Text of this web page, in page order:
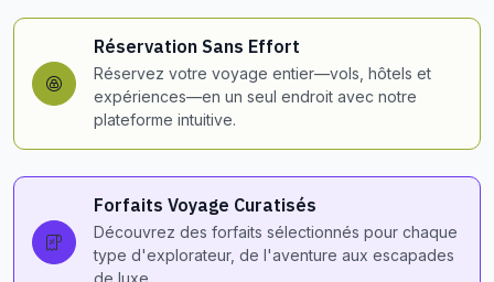
Réservation Sans Effort
Réservez votre voyage entier—vols, hôtels et
expériences—en un seul endroit avec notre
plateforme intuitive.
Forfaits Voyage Curatisés
Découvrez des forfaits sélectionnés pour chaque
type d'explorateur, de l'aventure aux escapades
de luxe.